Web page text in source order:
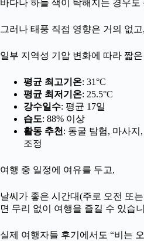
바다나 하늘 색이 탁해지는 경우도
그러나 태풍 직접 영향은 거의 없고,
일부 지역성 기압 변화에 따라 짧
평균 최고기온: 31°C
평균 최저기온: 25.5°C
강수일수: 평균 17일
습도: 88% 이상
활동 추천 : 동굴 탐험, 마사지
조정
여행 중 일정에 여유를 두고,
날씨가 좋은 시간대(주로 오전 또
면 무리 없이 여행을 즐길 수 있습
실제 여행자들 후기에서도 “비는